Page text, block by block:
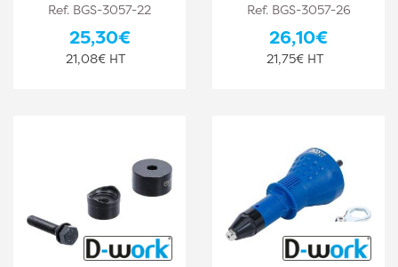
Ref. BGS-3057-22
25,30€
21,08€ HT
Ref. BGS-3057-26
26,10€
21,75€ HT